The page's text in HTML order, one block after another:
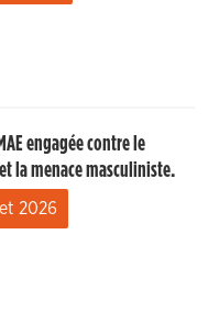
engagée contre le
la menace masculiniste.
2026